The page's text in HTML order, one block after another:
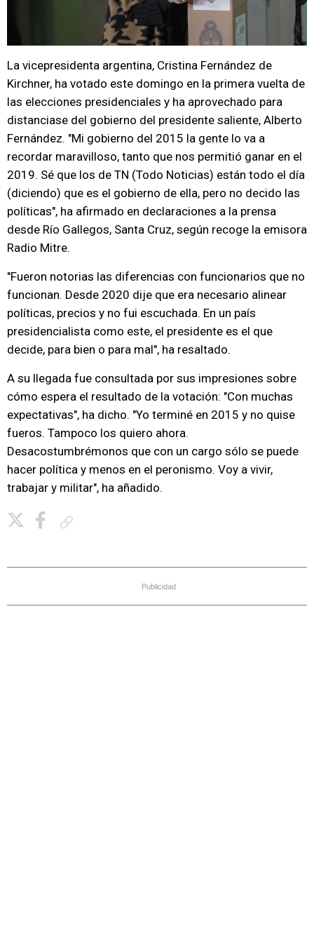
La vicepresidenta argentina, Cristina Fernández de
Kirchner, ha votado este domingo en la primera vuelta de
las elecciones presidenciales y ha aprovechado para
distanciase del gobierno del presidente saliente, Alberto
Fernández. "Mi gobierno del 2015 la gente lo va a
recordar maravilloso, tanto que nos permitió ganar en el
2019. Sé que los de TN (Todo Noticias) están todo el día
(diciendo) que es el gobierno de ella, pero no decido las
políticas", ha afirmado en declaraciones a la prensa
desde Río Gallegos, Santa Cruz, según recoge la emisora
Radio Mitre.
"Fueron notorias las diferencias con funcionarios que no
funcionan. Desde 2020 dije que era necesario alinear
políticas, precios y no fui escuchada. En un país
presidencialista como este, el presidente es el que
decide, para bien o para mal", ha resaltado.
A su llegada fue consultada por sus impresiones sobre
cómo espera el resultado de la votación: "Con muchas
expectativas", ha dicho. "Yo terminé en 2015 y no quise
fueros. Tampoco los quiero ahora.
Desacostumbrémonos que con un cargo sólo se puede
hacer política y menos en el peronismo. Voy a vivir,
trabajar y militar", ha añadido.
Publicidad